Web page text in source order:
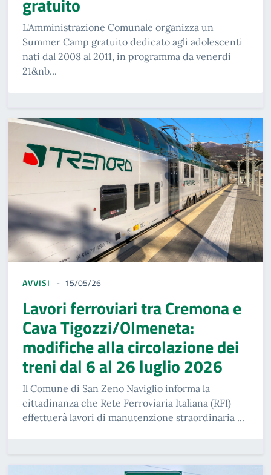
L'Amministrazione Comunale organizza un
Summer Camp gratuito dedicato agli adolescenti
nati dal 2008 al 2011, in programma da venerdì
21&nb...
AVVISI 15/05/26
Lavori ferroviari tra Cremona e
Cava Tigozzi/Olmeneta:
modifiche alla circolazione dei
treni dal 6 al 26 luglio 2026
Il Comune di San Zeno Naviglio informa la
cittadinanza che Rete Ferroviaria Italiana (RFI)
effettuerà lavori di manutenzione straordinaria ...